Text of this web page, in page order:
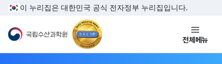
주메뉴 바로가기
본문내용 바로가기
이 누리집은 대한민국 공식 전자정부 누리집입니다.
국립수산과학원
전체메뉴